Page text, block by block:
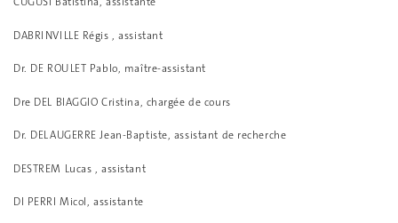
DABRINVILLE Régis , assistant
Dr. DE ROULET Pablo, maître-assistant
Dre DEL BIAGGIO Cristina, chargée de cours
Dr. DELAUGERRE Jean-Baptiste, assistant de recherche
DESTREM Lucas , assistant
DI PERRI Micol, assistante